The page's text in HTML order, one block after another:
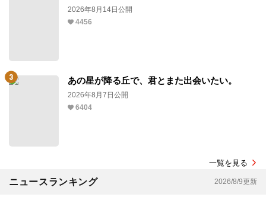
2026年8月14日公開
4456
あの星が降る丘で、君とまた出会いたい。
2026年8月7日公開
6404
一覧を見る
ニュースランキング 2026/8/9更新